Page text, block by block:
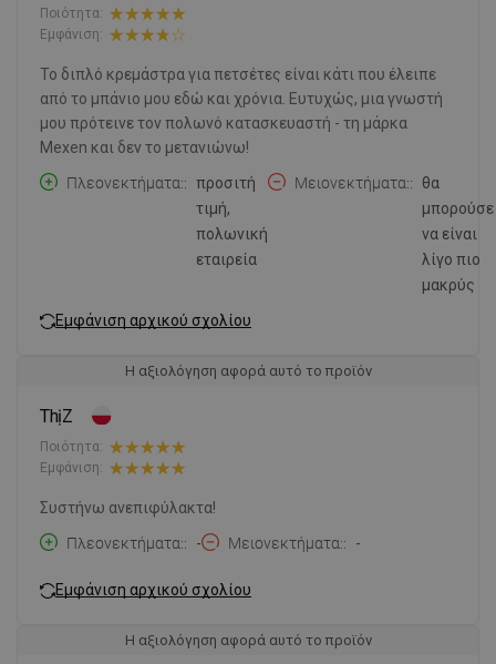
Ποιότητα:
Εμφάνιση:
Το διπλό κρεμάστρα για πετσέτες είναι κάτι που έλειπε
από το μπάνιο μου εδώ και χρόνια. Ευτυχώς, μια γνωστή
μου πρότεινε τον πολωνό κατασκευαστή - τη μάρκα
Mexen και δεν το μετανιώνω!
Πλεονεκτήματα:
προσιτή
τιμή,
πολωνική
εταιρεία
Μειονεκτήματα:
θα
μπορούσε
να είναι
λίγο πιο
μακρύς
Εμφάνιση αρχικού σχολίου
Η αξιολόγηση αφορά αυτό το προϊόν
ThịZ
Ποιότητα:
Εμφάνιση:
Συστήνω ανεπιφύλακτα!
Πλεονεκτήματα:
- Μειονεκτήματα: -
Εμφάνιση αρχικού σχολίου
Η αξιολόγηση αφορά αυτό το προϊόν